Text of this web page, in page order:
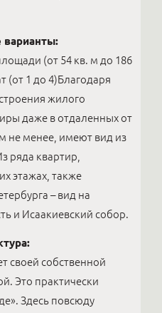
варианты:
(от 54 кв. м до 186
(от 1 до 4)Благодаря
жилого
даже в отдаленных от
не менее, имеют вид из
ряда квартир,
этажах, также
– вид на
и Исаакиевский собор.
своей собственной
Это практически
Здесь повсюду